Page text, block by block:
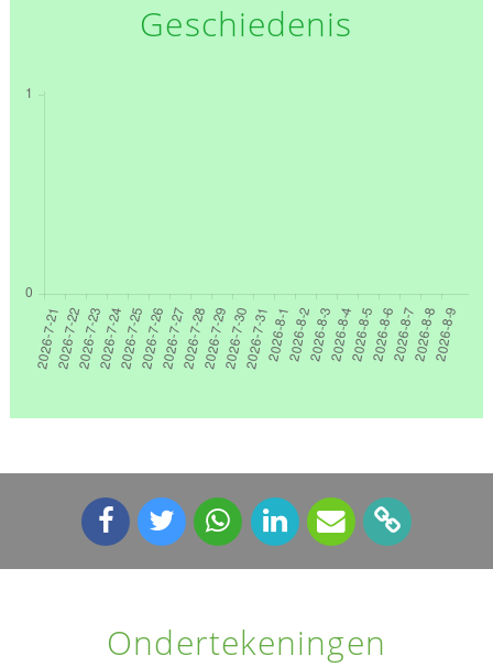
Geschiedenis
Ondertekeningen